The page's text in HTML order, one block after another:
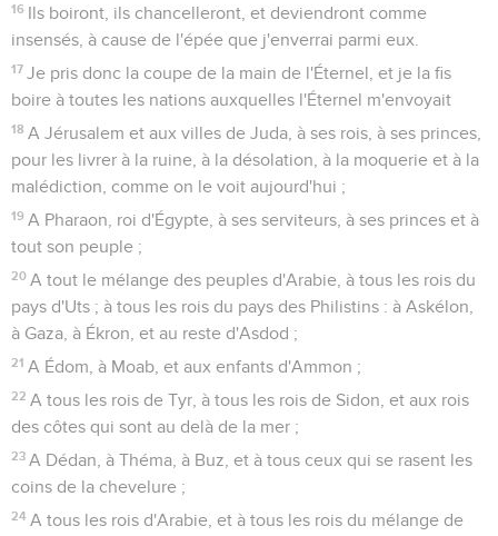
16 Ils boiront, ils chancelleront, et deviendront comme
insensés, à cause de l'épée que j'enverrai parmi eux.
17 Je pris donc la coupe de la main de l'Éternel, et je la fis
boire à toutes les nations auxquelles l'Éternel m'envoyait
18 A Jérusalem et aux villes de Juda, à ses rois, à ses princes,
pour les livrer à la ruine, à la désolation, à la moquerie et à la
malédiction, comme on le voit aujourd'hui ;
19 A Pharaon, roi d'Égypte, à ses serviteurs, à ses princes et à
tout son peuple ;
20 A tout le mélange des peuples d'Arabie, à tous les rois du
pays d'Uts ; à tous les rois du pays des Philistins : à Askélon,
à Gaza, à Ékron, et au reste d'Asdod ;
21 A Édom, à Moab, et aux enfants d'Ammon ;
22 A tous les rois de Tyr, à tous les rois de Sidon, et aux rois
des côtes qui sont au delà de la mer ;
23 A Dédan, à Théma, à Buz, et à tous ceux qui se rasent les
coins de la chevelure ;
24 A tous les rois d'Arabie, et à tous les rois du mélange de